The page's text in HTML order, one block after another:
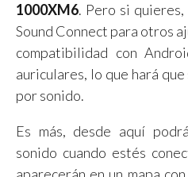
1000XM6. Pero si
Sound Connect para otros
compatibilidad con
auriculares, lo que hará
por sonido.
Es más, desde aquí
sonido cuando estés
aparecerán en un mapa